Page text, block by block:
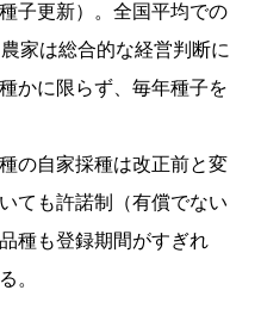
子更新）。全国平均での
家は総合的な経営判断に
かに限らず、毎年種子を
の自家採種は改正前と変
ても許諾制（有償でない
種も登録期間がすぎれ
。